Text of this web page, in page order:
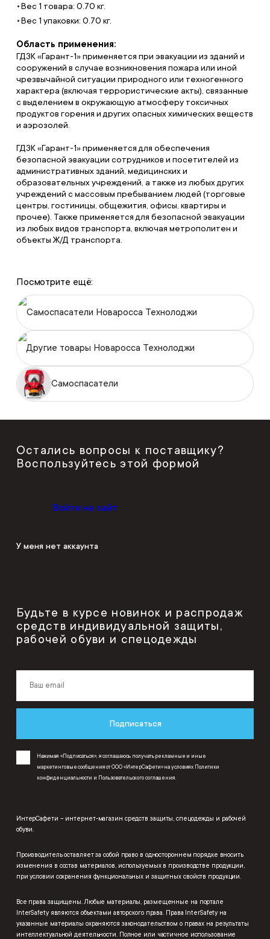
Вес 1 товара: 0.70 кг.
Вес 1 упаковки: 0.70 кг.
Область применения:
ГДЗК «Гарант-1» применяется при эвакуации из зданий и
сооружений в случае возникновения пожара или иной
чрезвычайной ситуации природного или техногенного
характера (включая террористические акты), связанные
с выделением в окружающую атмосферу токсичных
продуктов горения и других опасных химических веществ
и аэрозолей.
ГДЗК «Гарант-1» применяется для обеспечения
безопасной эвакуации сотрудников и посетителей из
административных зданий, медицинских и
образовательных учреждений, а также из любых других
учреждений с массовым пребыванием людей (торговые
центры, гостиницы, общежития, офисы, квартиры и
прочее). Также применяется для безопасной эвакуации
из любых видов транспорта, включая метрополитен и
объекты Ж/Д транспорта.
Посмотрите ещё:
Самоспасатели Новаросса Технолоджи
Другие товары Новаросса Технолоджи
Самоспасатели
Остались вопросы к поставщику?
Воспользуйтесь этой формой
Войти на сайт
У меня нет аккаунта
Будьте в курсе новинок и распродаж
средств индивидуальной защиты,
рабочей обуви и спецодежды
Подписаться
Нажимая «Подписаться», я соглашаюсь получать рекламные и иные
маркетинговые сообщения от ООО «ИнтерСафети» на условиях Политики
конфиденциальности и Пользовательского соглашения.
ИнтерСафети – интернет-магазин средств защиты, спецодежды и рабочей
обуви.
Производитель оставляет за собой право в одностороннем порядке вносить
изменения в состав материалов, используемых в производстве продукции,
при условии сохранения функциональных и защитных свойств продукции.
Все права защищены. Любые материалы, размещенные на портале
InterSafety являются объектами авторского права. Права InterSafety на
указанные материалы охраняются законодательством о правах на результаты
интеллектуальной деятельности. Полное или частичное использование